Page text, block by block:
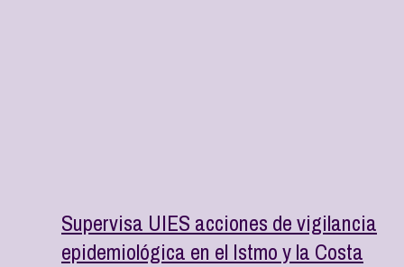
Supervisa UIES acciones de vigilancia
epidemiológica en el Istmo y la Costa